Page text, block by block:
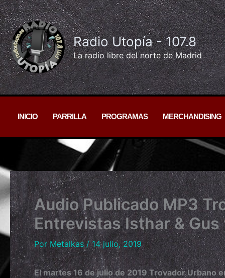
Ir
al
contenido
Radio Utopía - 107.8
La radio libre del norte de Madrid
INICIO PARRILLA PROGRAMAS MERCHANDISING
Audio Publicado MP3
Entrevistas Isthar &
Por Metalkas/14 julio, 2019
El martes 16 de julio de 2019 Trovador Urbano